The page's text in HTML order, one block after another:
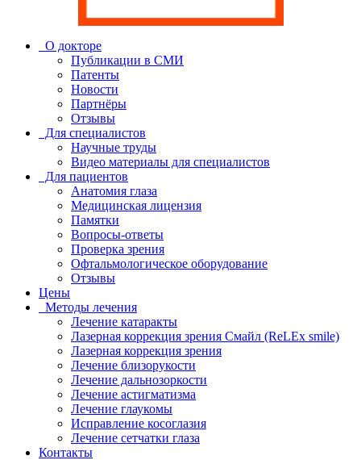
О докторе
Публикации в СМИ
Патенты
Новости
Партнёры
Отзывы
Для специалистов
Научные труды
Видео материалы для специалистов
Для пациентов
Анатомия глаза
Медицинская лицензия
Памятки
Вопросы-ответы
Проверка зрения
Офтальмологическое оборудование
Отзывы
Цены
Методы лечения
Лечение катаракты
Лазерная коррекция зрения Смайл (ReLEx smile)
Лазерная коррекция зрения
Лечение близорукости
Лечение дальнозоркости
Лечение астигматизма
Лечение глаукомы
Исправление косоглазия
Лечение сетчатки глаза
Контакты